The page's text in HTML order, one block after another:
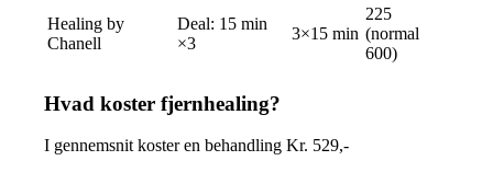
Healing by
Chanell
Deal: 15 min
×3
3×15 min
225
(normal
600)
Hvad koster fjernhealing?
I gennemsnit koster en behandling Kr. 529,-